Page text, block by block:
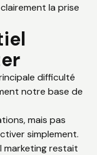
la prise
difficulté
notre base de
mais pas
simplement.
marketing restait